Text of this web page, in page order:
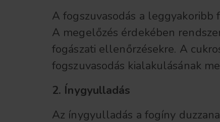
A fogszuvasodás a
A megelőzés érdekében
fogászati ellenőrzésekre. A
fogszuvasodás kialakulásának
2. Ínygyulladás
Az ínygyulladás a fogíny